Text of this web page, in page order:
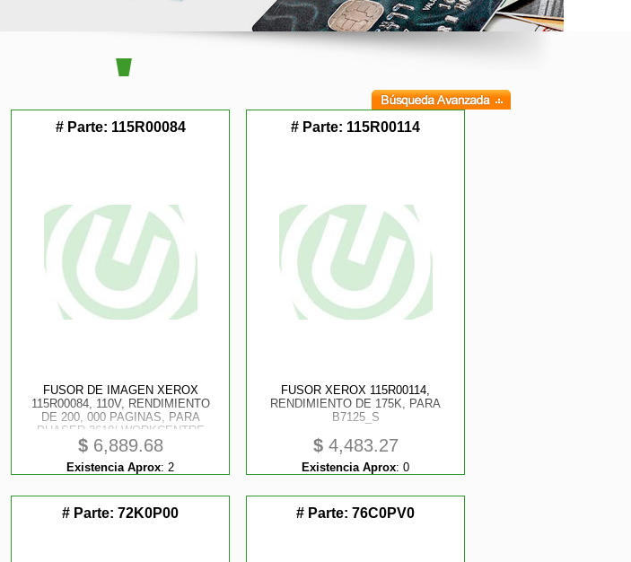
# Parte: 115R00084
FUSOR DE IMAGEN XEROX
115R00084, 110V, RENDIMIENTO
DE 200, 000 PAGINAS, PARA
PHASER 3610/ WORKCENTRE
3615
$6,889.68
Existencia Aprox: 2
# Parte: 115R00114
FUSOR XEROX 115R00114,
RENDIMIENTO DE 175K, PARA
B7125_S
$4,483.27
Existencia Aprox: 0
# Parte:72K0P00 # Parte:76C0PV0